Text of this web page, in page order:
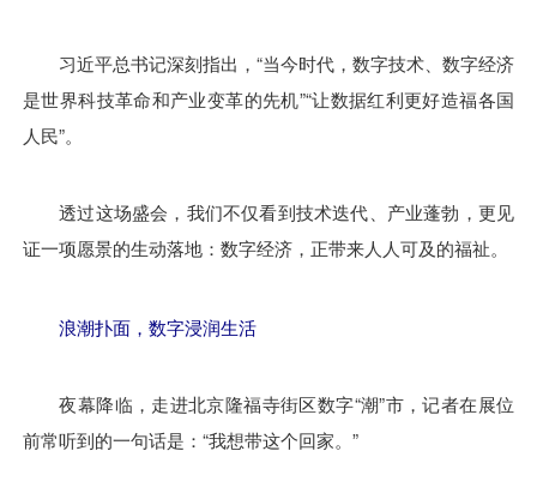
习近平总书记深刻指出，“当今时代，数字技术、数字经济
是世界科技革命和产业变革的先机”“让数据红利更好造福各国
人民”。
透过这场盛会，我们不仅看到技术迭代、产业蓬勃，更见
证一项愿景的生动落地：数字经济，正带来人人可及的福祉。
浪潮扑面，数字浸润生活
夜幕降临，走进北京隆福寺街区数字“潮”市，记者在展位
前常听到的一句话是：“我想带这个回家。”